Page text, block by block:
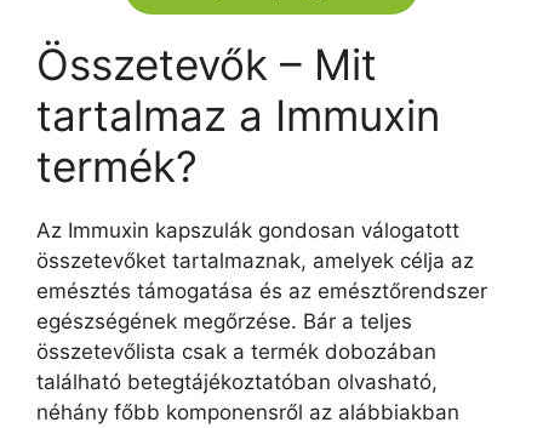
Összetevők – Mit
tartalmaz a Immuxin
termék?
Az Immuxin kapszulák gondosan válogatott
összetevőket tartalmaznak, amelyek célja az
emésztés támogatása és az emésztőrendszer
egészségének megőrzése. Bár a teljes
összetevőlista csak a termék dobozában
található betegtájékoztatóban olvasható,
néhány főbb komponensről az alábbiakban